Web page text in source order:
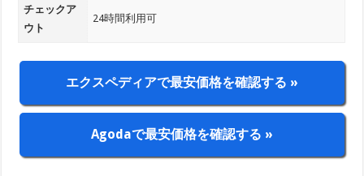
チェックア
ウト
24時間利用可
エクスペディアで最安価格を確認する »
Agodaで最安価格を確認する »